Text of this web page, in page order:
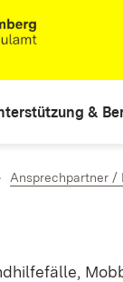
&
Ansprechpartner /